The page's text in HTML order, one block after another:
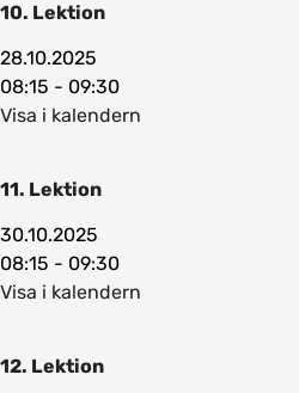
10. Lektion
28.10.2025
08:15 - 09:30
Visa i kalendern
11. Lektion
30.10.2025
08:15 - 09:30
Visa i kalendern
12. Lektion